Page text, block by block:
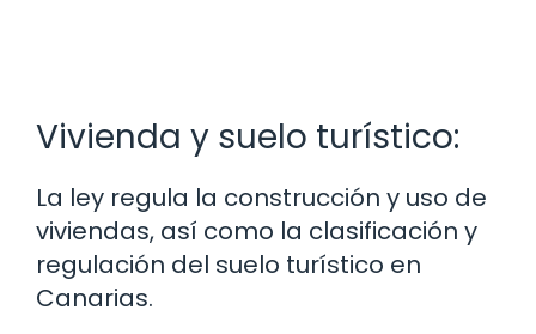
Vivienda y suelo turístico:
La ley regula la construcción y uso de
viviendas, así como la clasificación y
regulación del suelo turístico en
Canarias.